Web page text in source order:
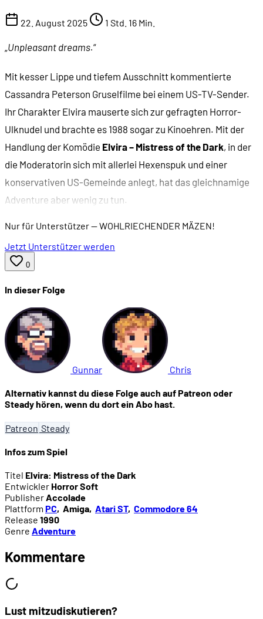
22. August 2025 1 Std. 16 Min.
„Unpleasant dreams.“
Mit kesser Lippe und tiefem Ausschnitt kommentierte
Cassandra Peterson Gruselfilme bei einem US-TV-Sender.
Ihr Charakter Elvira mauserte sich zur gefragten Horror-
Ulknudel und brachte es 1988 sogar zu Kinoehren. Mit der
Handlung der Komödie Elvira – Mistress of the Dark, in der
die Moderatorin sich mit allerlei Hexenspuk und einer
konservativen US-Gemeinde anlegt, hat das gleichnamige
Adventure aber wenig zu tun.
Nur für Unterstützer— WOHLRIECHENDER MÄZEN!
Jetzt Unterstützer werden
0
In dieser Folge
Gunnar Chris
Alternativ kannst du diese Folge auch auf Patreon oder
Steady hören, wenn du dort ein Abo hast.
Patreon Steady
Infos zum Spiel
Titel Elvira: Mistress of the Dark
Entwickler Horror Soft
PublisherAccolade
Plattform PC, Amiga, Atari ST, Commodore 64
Release 1990
Genre Adventure
Kommentare
Lust mitzudiskutieren?